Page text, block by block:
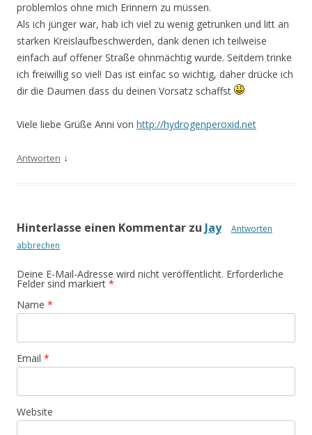
problemlos ohne mich Erinnern zu müssen.
Als ich jünger war, hab ich viel zu wenig getrunken und litt an
starken Kreislaufbeschwerden, dank denen ich teilweise
einfach auf offener Straße ohnmächtig wurde. Seitdem trinke
ich freiwillig so viel! Das ist einfac so wichtig, daher drücke ich
dir die Daumen dass du deinen Vorsatz schaffst
Viele liebe Grüße Anni von http://hydrogenperoxid.net
Antworten ↓
Hinterlasse einen Kommentar zu Jay
Antworten
abbrechen
Deine E-Mail-Adresse wird nicht veröffentlicht. Erforderliche
Felder sind markiert *
Name *
Email *
Website